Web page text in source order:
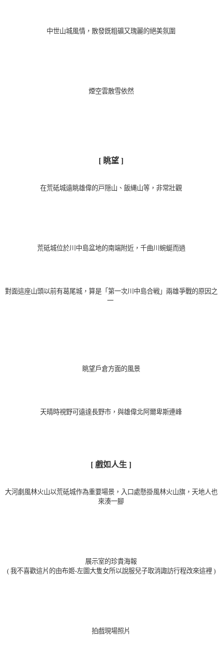
中世山城風情，散發既粗礦又瑰麗的絕美氛圍
煙空雲散雪依然
[ 眺望 ]
在荒砥城遠眺雄偉的戸隠山、飯縄山等，非常壯觀
荒砥城位於川中島盆地的南端附近，千曲川蜿蜒而過
對面這座山頭以前有葛尾城，算是「第一次川中島合戦」兩雄爭戰的原因之
一
眺望戶倉方面的風景
天晴時視野可遠達長野市，與雄偉北阿爾卑斯連峰
[ 戲如人生 ]
大河劇風林火山以荒砥城作為重要場景，入口處懸掛風林火山旗，天地人也
來湊一腳
展示室的珍貴海報
( 我不喜歡這片 的由布姬-左圖大隻女所以說服兒子取消諏訪行程改來這裡 )
拍戲現場照片